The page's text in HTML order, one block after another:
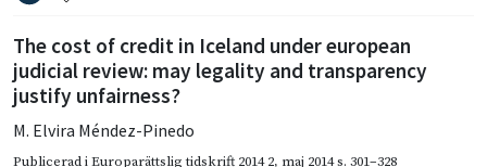
The cost of credit in Iceland under european
judicial review: may legality and transparency
justify unfairness?
M. Elvira Méndez-Pinedo
Publicerad iEuroparättslig tidskrift 2014 2, maj 2014s. 301–328